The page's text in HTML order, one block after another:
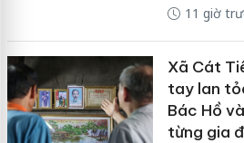
11 giờ
Xã Cát
tay lan
Bác Hồ
từng gia